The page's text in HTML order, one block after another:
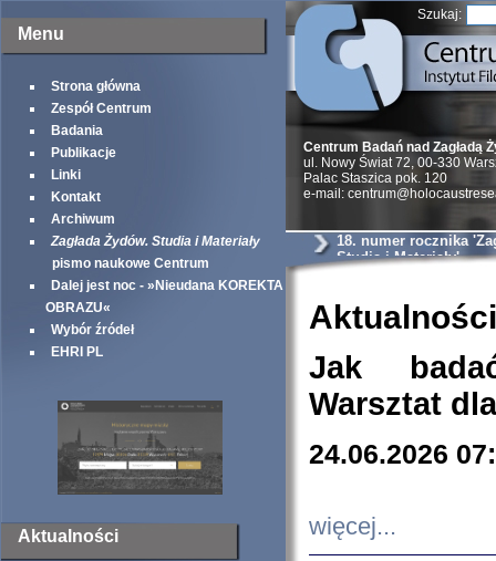
Menu
Strona główna
Zespół Centrum
Badania
Publikacje
Linki
Kontakt
Archiwum
Zagłada Żydów. Studia i Materiały
pismo naukowe Centrum
Dalej jest noc - »Nieudana KOREKTA
OBRAZU«
Wybór źródeł
EHRI PL
Aktualności
Szukaj:
Centrum Badań nad Zagładą
ul. Nowy Świat 72, 00-330
Palac Staszica pok. 120
e-mail:
18. numer rocznika
Studia i Materiały'
Aktualności
Jak
Warsztat
24.06.2026
więcej...